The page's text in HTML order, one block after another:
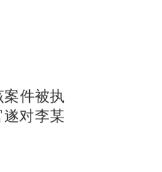
件被执
对李某